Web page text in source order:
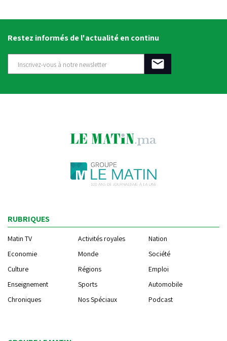
Restez informés de l'actualité en continu
RUBRIQUES
Matin TV Activités royales
Nation
Economie
Monde
Société
Culture
Régions
Emploi
Enseignement
Sports
Automobile
Chroniques
Nos Spéciaux Podcast